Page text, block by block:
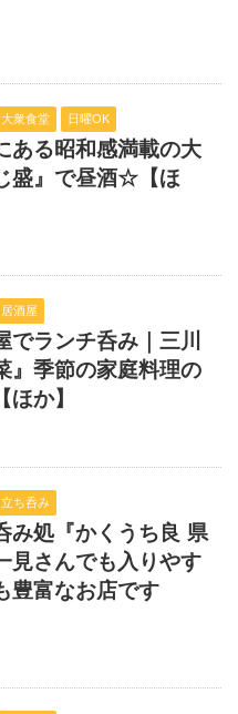
大衆食堂 日曜OK
ある昭和感満載の大
盛』で昼酒☆【ほ
居酒屋
でランチ呑み｜三川
』季節の家庭料理の
か】
立ち呑み
み処『かくうち良 県
見さんでも入りやす
豊富なお店です